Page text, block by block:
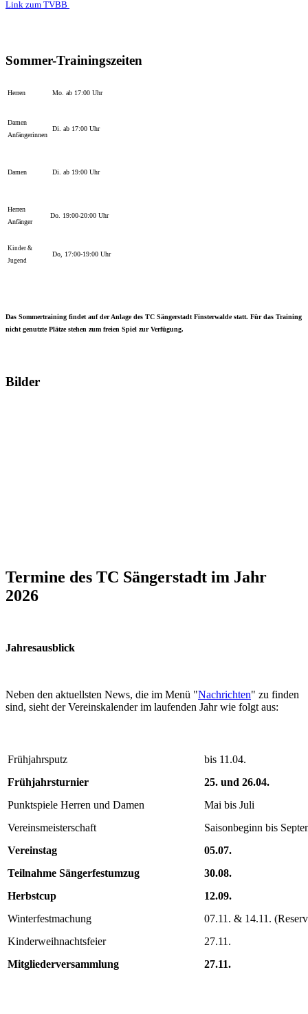
Link zum TVBB
Sommer-Trainingszeiten
Herren Mo. ab 17:00 Uhr
Damen
Anfängerinnen
Di. ab 17:00 Uhr
Damen Di. ab 19:00 Uhr
Herren
Anfänger
Do. 19:00-20:00 Uhr
Kinder &
Jugend
Do, 17:00-19:00 Uhr
Das Sommertraining findet auf der Anlage des TC Sängerstadt Finsterwalde statt. Für das Training
nicht genutzte Plätze stehen zum freien Spiel zur Verfügung.
Bilder
Termine des TC Sängerstadt im Jahr
2026
Jahresausblick
Neben den aktuellsten News, die im Menü "Nachrichten" zu finden
sind, sieht der Vereinskalender im laufenden Jahr wie folgt aus:
Frühjahrsputz
bis 11.04.
Frühjahrsturnier
25. und 26.04.
Punktspiele Herren und Damen
Mai bis Juli
Vereinsmeisterschaft
Saisonbeginn bis
Vereinstag
05.07.
Teilnahme Sängerfestumzug
30.08.
Herbstcup
12.09.
Winterfestmachung
07.11. & 14.11.
Kinderweihnachtsfeier
27.11.
Mitgliederversammlung
27.11.